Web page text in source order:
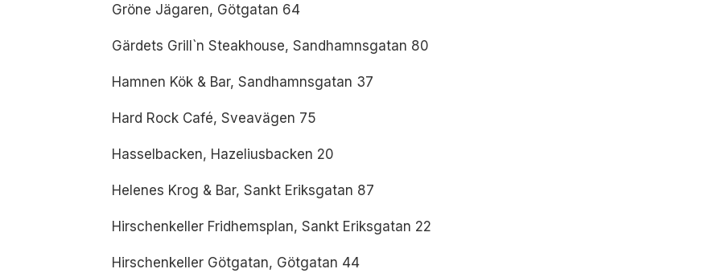
Gröne Jägaren, Götgatan 64
Gärdets Grill`n Steakhouse, Sandhamnsgatan 80
Hamnen Kök & Bar, Sandhamnsgatan 37
Hard Rock Café, Sveavägen 75
Hasselbacken, Hazeliusbacken 20
Helenes Krog & Bar, Sankt Eriksgatan 87
Hirschenkeller Fridhemsplan, Sankt Eriksgatan 22
Hirschenkeller Götgatan, Götgatan 44